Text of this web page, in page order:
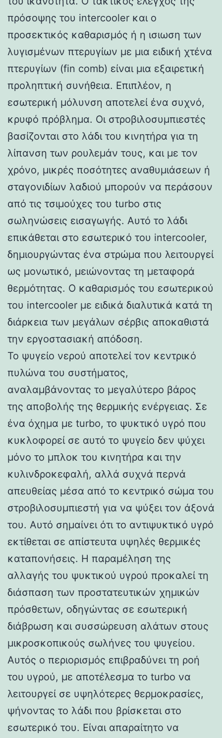
πρόσοψης του intercooler και ο
προσεκτικός καθαρισμός ή η ισιωση των
λυγισμένων πτερυγίων με μια ειδική χτένα
πτερυγίων (fin comb) είναι μια εξαιρετική
προληπτική συνήθεια. Επιπλέον, η
εσωτερική μόλυνση αποτελεί ένα συχνό,
κρυφό πρόβλημα. Οι στροβιλοσυμπιεστές
βασίζονται στο λάδι του κινητήρα για τη
λίπανση των ρουλεμάν τους, και με τον
χρόνο, μικρές ποσότητες αναθυμιάσεων ή
σταγονιδίων λαδιού μπορούν να περάσουν
από τις τσιμούχες του turbo στις
σωληνώσεις εισαγωγής. Αυτό το λάδι
επικάθεται στο εσωτερικό του intercooler,
δημιουργώντας ένα στρώμα που λειτουργεί
ως μονωτικό, μειώνοντας τη μεταφορά
θερμότητας. Ο καθαρισμός του εσωτερικού
του intercooler με ειδικά διαλυτικά κατά τη
διάρκεια των μεγάλων σέρβις αποκαθιστά
την εργοστασιακή απόδοση.
Το ψυγείο νερού αποτελεί τον κεντρικό
πυλώνα του συστήματος,
αναλαμβάνοντας το μεγαλύτερο βάρος
της αποβολής της θερμικής ενέργειας. Σε
ένα όχημα με turbo, το ψυκτικό υγρό που
κυκλοφορεί σε αυτό το ψυγείο δεν ψύχει
μόνο το μπλοκ του κινητήρα και την
κυλινδροκεφαλή, αλλά συχνά περνά
απευθείας μέσα από το κεντρικό σώμα του
στροβιλοσυμπιεστή για να ψύξει τον άξονά
του. Αυτό σημαίνει ότι το αντιψυκτικό υγρό
εκτίθεται σε απίστευτα υψηλές θερμικές
καταπονήσεις. Η παραμέληση της
αλλαγής του ψυκτικού υγρού προκαλεί τη
διάσπαση των προστατευτικών χημικών
πρόσθετων, οδηγώντας σε εσωτερική
διάβρωση και συσσώρευση αλάτων στους
μικροσκοπικούς σωλήνες του ψυγείου.
Αυτός ο περιορισμός επιβραδύνει τη ροή
του υγρού, με αποτέλεσμα το turbo να
λειτουργεί σε υψηλότερες θερμοκρασίες,
ψήνοντας το λάδι που βρίσκεται στο
εσωτερικό του. Είναι απαραίτητο να